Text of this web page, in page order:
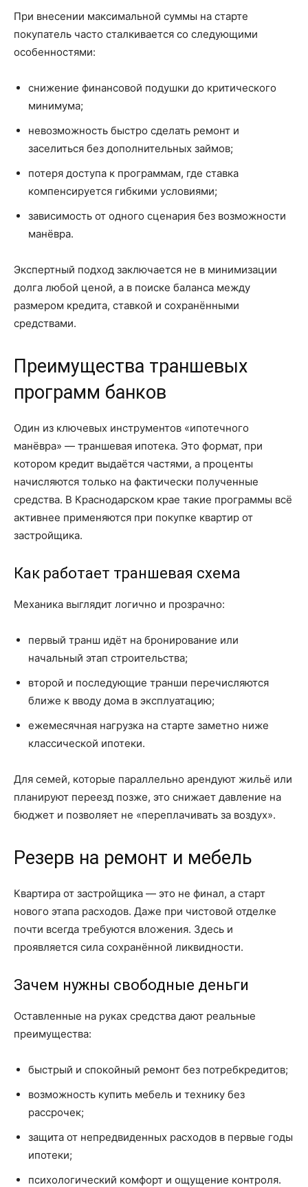
При внесении максимальной суммы на старте
покупатель часто сталкивается со следующими
особенностями:
снижение финансовой подушки до критического
минимума;
невозможность быстро сделать ремонт и
заселиться без дополнительных займов;
потеря доступа к программам, где ставка
компенсируется гибкими условиями;
зависимость от одного сценария без возможности
манёвра.
Экспертный подход заключается не в минимизации
долга любой ценой, а в поиске баланса между
размером кредита, ставкой и сохранёнными
средствами.
Преимущества траншевых
программ банков
Один из ключевых инструментов «ипотечного
манёвра» — траншевая ипотека. Это формат, при
котором кредит выдаётся частями, а проценты
начисляются только на фактически полученные
средства. В Краснодарском крае такие программы всё
активнее применяются при покупке квартир от
застройщика.
Как работает траншевая схема
Механика выглядит логично и прозрачно:
первый транш идёт на бронирование или
начальный этап строительства;
второй и последующие транши перечисляются
ближе к вводу дома в эксплуатацию;
ежемесячная нагрузка на старте заметно ниже
классической ипотеки.
Для семей, которые параллельно арендуют жильё или
планируют переезд позже, это снижает давление на
бюджет и позволяет не «переплачивать за воздух».
Резерв на ремонт и мебель
Квартира от застройщика — это не финал, а старт
нового этапа расходов. Даже при чистовой отделке
почти всегда требуются вложения. Здесь и
проявляется сила сохранённой ликвидности.
Зачем нужны свободные деньги
Оставленные на руках средства дают реальные
преимущества:
быстрый и спокойный ремонт без потребкредитов;
возможность купить мебель и технику без
рассрочек;
защита от непредвиденных расходов в первые годы
ипотеки;
психологический комфорт и ощущение контроля.